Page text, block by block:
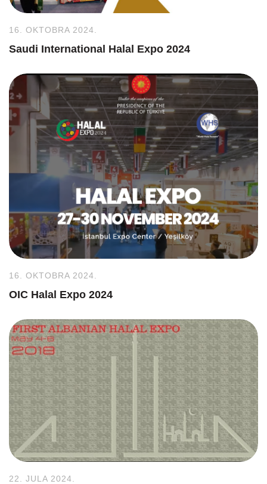
16. OKTOBRA 2024.
Saudi International Halal Expo 2024
16. OKTOBRA 2024.
OIC Halal Expo 2024
22. JULA 2024.